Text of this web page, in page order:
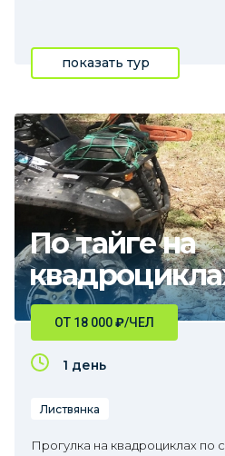
показать тур
По тайге на
ОТ 18 000₽/ЧЕЛ
1 день
Листвянка
Прогулка на квадроциклах по